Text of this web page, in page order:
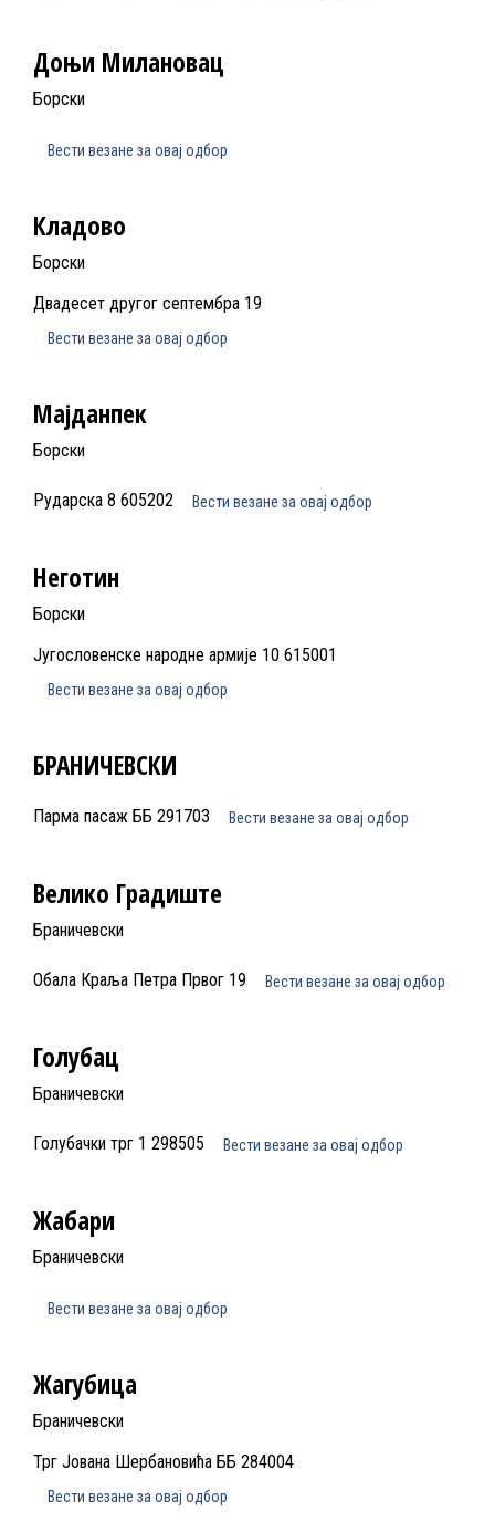
Доњи Милановац
Борски
Вести везане за овај одбор
Кладово
Борски
Двадесет другог септембра 19
Вести везане за овај одбор
Мајданпек
Борски
Рударска 8 605202 Вести везане за овај одбор
Неготин
Борски
Југословенске народне армије 10 615001
Вести везане за овај одбор
БРАНИЧЕВСКИ
Парма пасаж ББ 291703 Вести везане за овај одбор
Велико Градиште
Браничевски
Обала Краља Петра Првог 19 Вести везане за овај одбор
Голубац
Браничевски
Голубачки трг 1 298505 Вести везане за овај одбор
Жабари
Браничевски
Вести везане за овај одбор
Жагубица
Браничевски
Трг Јована Шербановића ББ 284004
Вести везане за овај одбор